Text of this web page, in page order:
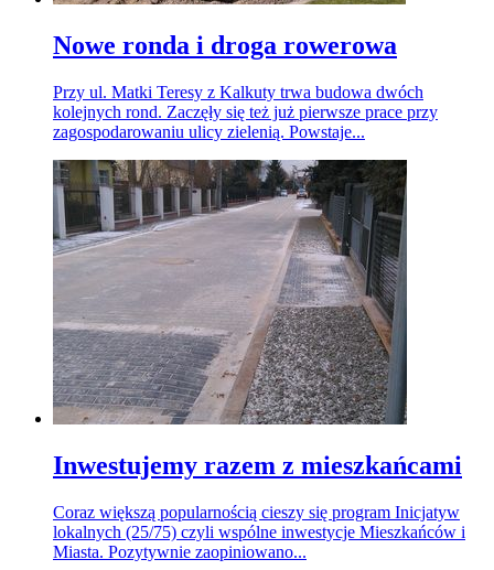
Nowe ronda i droga rowerowa
Przy ul. Matki Teresy z Kalkuty trwa budowa dwóch
kolejnych rond. Zaczęły się też już pierwsze prace przy
zagospodarowaniu ulicy zielenią. Powstaje...
Inwestujemy razem z mieszkańcami
Coraz większą popularnością cieszy się program Inicjatyw
lokalnych (25/75) czyli wspólne inwestycje Mieszkańców i
Miasta. Pozytywnie zaopiniowano...